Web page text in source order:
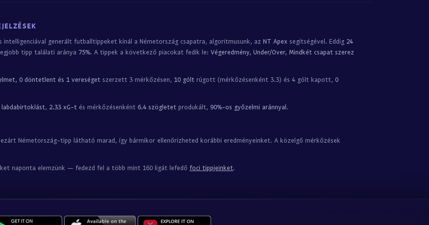
intelligenciával generált futballtippeket kínál a Németország csapatra, algoritmusunk, az NT Apex segítségével. Eddig 24
tipp találati aránya 75%. A tippek a következő piacokat fedik le: Végeredmény, Under/Over, Mindkét csapat szerez
0 döntetlent és 1 vereséget szerzett 3 mérkőzésen, 10 gólt rúgott (mérkőzésenként 3.3) és 4 gólt kapott, 0
labdabirtoklást, 2.33 xG-t és mérkőzésenként 6.4 szögletet produkált, 90%-os győzelmi aránnyal.
Németország-tipp látható marad, így bármikor ellenőrizheted korábbi eredményeinket. A közelgő mérkőzések
naponta elemzünk — fedezd fel a több mint 160 ligát lefedő foci tippjeinket.